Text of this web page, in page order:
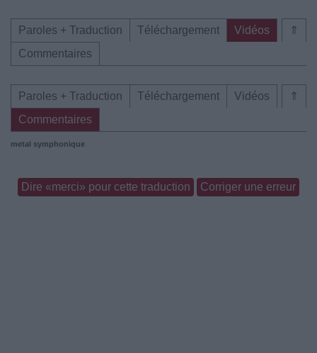
⇑
Paroles + Traduction Téléchargement
Vidéos
Commentaires
⇑
Paroles + Traduction Téléchargement
Vidéos
Commentaires
metal symphonique
Dire «merci» pour cette traduction Corriger une erreur